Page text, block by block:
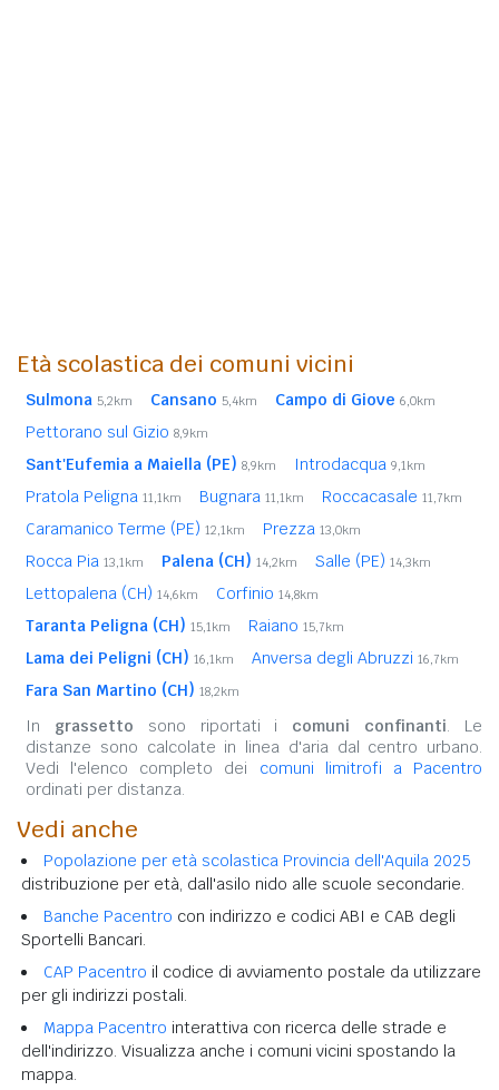
Età scolastica dei comuni vicini
Sulmona 5,2km Cansano 5,4km Campo di Giove 6,0km
Pettorano sul Gizio 8,9km
Sant'Eufemia a Maiella (PE) 8,9km Introdacqua 9,1km
Pratola Peligna 11,1km Bugnara 11,1km Roccacasale 11,7km
Caramanico Terme (PE) 12,1km Prezza 13,0km
Rocca Pia 13,1km Palena (CH) 14,2km Salle (PE) 14,3km
Lettopalena (CH) 14,6km Corfinio 14,8km
Taranta Peligna (CH) 15,1km Raiano 15,7km
Lama dei Peligni (CH) 16,1km Anversa degli Abruzzi 16,7km
Fara San Martino (CH) 18,2km
In grassetto sono riportati i comuni confinanti. Le
distanze sono calcolate in linea d'aria dal centro urbano.
Vedi l'elenco completo dei comuni limitrofi a Pacentro
ordinati per distanza.
Vedi anche
Popolazione per età scolastica Provincia dell'Aquila 2025
distribuzione per età, dall'asilo nido alle scuole secondarie.
Banche Pacentro con indirizzo e codici ABI e CAB degli
Sportelli Bancari.
CAP Pacentro il codice di avviamento postale da utilizzare
per gli indirizzi postali.
Mappa Pacentro interattiva con ricerca delle strade e
dell'indirizzo. Visualizza anche i comuni vicini spostando la
mappa.